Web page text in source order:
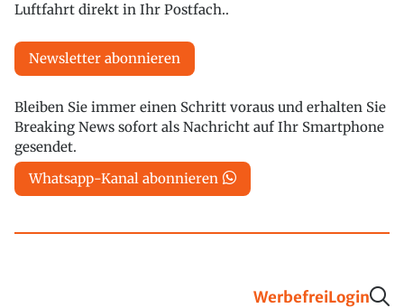
Luftfahrt direkt in Ihr Postfach..
Newsletter abonnieren
Bleiben Sie immer einen Schritt voraus und erhalten Sie
Breaking News sofort als Nachricht auf Ihr Smartphone
gesendet.
Whatsapp-Kanal abonnieren
WerbefreiLogin